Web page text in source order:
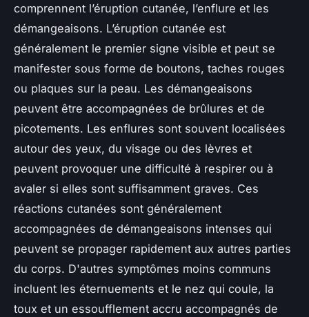
comprennent l’éruption cutanée, l’enflure et les
démangeaisons. L’éruption cutanée est
généralement le premier signe visible et peut se
manifester sous forme de boutons, taches rouges
ou plaques sur la peau. Les démangeaisons
peuvent être accompagnées de brûlures et de
picotements. Les enflures sont souvent localisées
autour des yeux, du visage ou des lèvres et
peuvent provoquer une difficulté à respirer ou à
avaler si elles sont suffisamment graves. Ces
réactions cutanées sont généralement
accompagnées de démangeaisons intenses qui
peuvent se propager rapidement aux autres parties
du corps. D'autres symptômes moins communs
incluent les éternuements et le nez qui coule, la
toux et un essoufflement accru accompagnés de